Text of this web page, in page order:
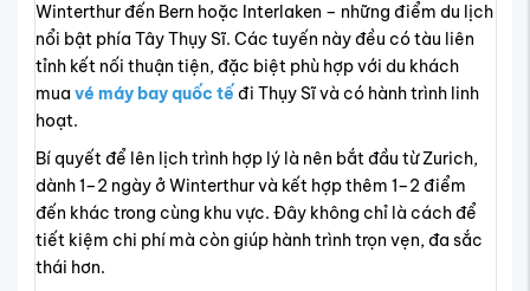
Winterthur đến Bern hoặc Interlaken – những điểm du lịch
nổi bật phía Tây Thụy Sĩ. Các tuyến này đều có tàu liên
tỉnh kết nối thuận tiện, đặc biệt phù hợp với du khách
mua vé máy bay quốc tế đi Thụy Sĩ và có hành trình linh
hoạt.
Bí quyết để lên lịch trình hợp lý là nên bắt đầu từ Zurich,
dành 1–2 ngày ở Winterthur và kết hợp thêm 1–2 điểm
đến khác trong cùng khu vực. Đây không chỉ là cách để
tiết kiệm chi phí mà còn giúp hành trình trọn vẹn, đa sắc
thái hơn.